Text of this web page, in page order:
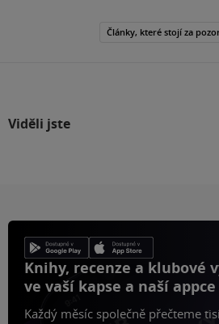
Články, které stojí za
Viděli jste
Knihy, recenze a klubové
ve vaší kapse a naší appce
Každý měsíc společně přečteme